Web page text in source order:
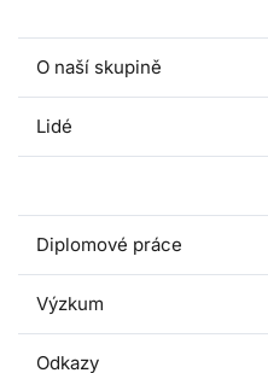
O naší skupině
Lidé
Diplomové práce
Výzkum
Odkazy